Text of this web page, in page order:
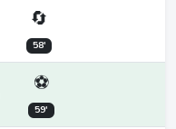
🔄
58'
⚽
59'